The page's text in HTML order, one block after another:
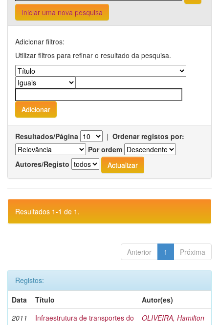
Iniciar uma nova pesquisa
Adicionar filtros:
Utilizar filtros para refinar o resultado da pesquisa.
Resultados/Página | Ordenar registos por:
Por ordem
Autores/Registo
Resultados 1-1 de 1.
Anterior 1 Próxima
Registos:
Data
Título
Autor(es)
2011
Infraestrutura de transportes do
OLIVEIRA, Hamilton